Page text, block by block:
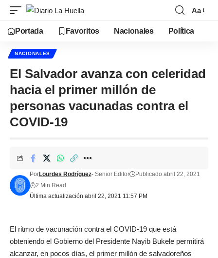
Aa
Portada Favoritos Nacionales Política
NACIONALES
El Salvador avanza con celeridad
hacia el primer millón de
personas vacunadas contra el
COVID-19
Última actualización abril 22, 2021 11:57 PM
PorLourdes Rodríguez- Senior Editor
Publicado abril 22, 2021
2 Min Read
El ritmo de vacunación contra el COVID-19 que está
obteniendo el Gobierno del Presidente Nayib Bukele permitirá
alcanzar, en pocos días, el primer millón de salvadoreños